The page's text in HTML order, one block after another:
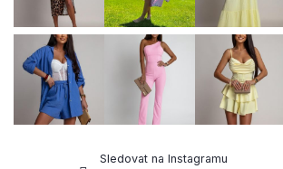
Sledovat na Instagramu